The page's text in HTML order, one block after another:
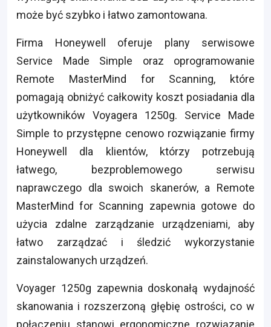
może być szybko i łatwo zamontowana.
Firma Honeywell oferuje plany serwisowe
Service Made Simple oraz oprogramowanie
Remote MasterMind for Scanning, które
pomagają obniżyć całkowity koszt posiadania dla
użytkowników Voyagera 1250g. Service Made
Simple to przystępne cenowo rozwiązanie firmy
Honeywell dla klientów, którzy potrzebują
łatwego, bezproblemowego serwisu
naprawczego dla swoich skanerów, a Remote
MasterMind for Scanning zapewnia gotowe do
użycia zdalne zarządzanie urządzeniami, aby
łatwo zarządzać i śledzić wykorzystanie
zainstalowanych urządzeń.
Voyager 1250g zapewnia doskonałą wydajność
skanowania i rozszerzoną głębię ostrości, co w
połączeniu stanowi ergonomiczne rozwiązanie